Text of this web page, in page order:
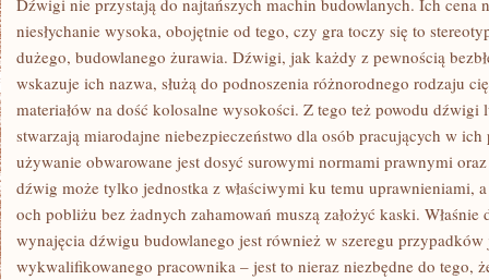
SĄ
TO
TAKIE
MIEJSCA
JAKICH
WOLNO
ZAKUPIĆ
NADZWYCZAJ
Dźwigi nie przystają do najtańszych machin budowlanych. Ich cena
niesłychanie wysoka, obojętnie od tego, czy gra toczy się to
dużego, budowlanego żurawia. Dźwigi, jak każdy z pewnością
wskazuje ich nazwa, służą do podnoszenia różnorodnego rodzaju
materiałów na dość kolosalne wysokości. Z tego też powodu
stwarzają miarodajne niebezpieczeństwo dla osób pracujących w
używanie obwarowane jest dosyć surowymi normami prawnymi
dźwig może tylko jednostka z właściwymi ku temu uprawnieniami,
och pobliżu bez żadnych zahamowań muszą założyć kaski. Właśnie
wynajęcia dźwigu budowlanego jest również w szeregu przypadków
wykwalifikowanego pracownika – jest to nieraz niezbędne do tego,